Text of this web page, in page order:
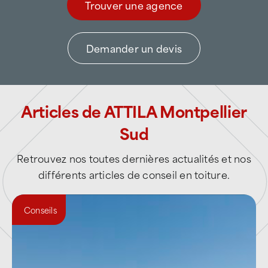
agressivité de l’air marin
, mais aussi
épisodes pluvieux violentspouvant
provoquer infiltrations et désordres
structurels.
ATTILA Montpellier Sud adapte ses
méthodes pour répondre à ces enjeux,
notamment sur :
toitures-terrasses et systèmes
d’étanchéité ,
les couvertures industrielles de grande
surface,
Trouver une agence
Demander un devis
Articles de ATTILA Montpellier
Sud
Retrouvez nos toutes dernières actualités et nos
Conseils